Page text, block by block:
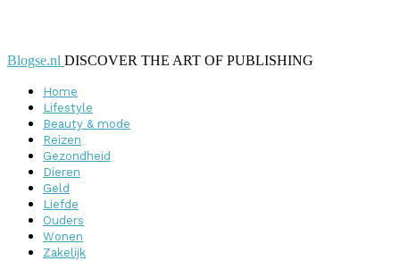
Blogse.nl DISCOVER THE ART OF PUBLISHING
Home
Lifestyle
Beauty & mode
Reizen
Gezondheid
Dieren
Geld
Liefde
Ouders
Wonen
Zakelijk